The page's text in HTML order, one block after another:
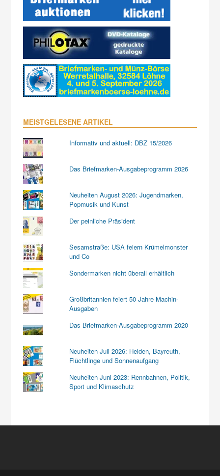
MEISTGELESENE ARTIKEL
Informativ und aktuell: DBZ 15/2026
Das Briefmarken-Ausgabeprogramm 2026
Neuheiten August 2026: Jugendmarken,
Popmusik und Kunst
Der peinliche Präsident
Sesamstraße: USA feiern Krümelmonster
und Co
Sondermarken nicht überall erhältlich
Großbritannien feiert 50 Jahre Machin-
Ausgaben
Das Briefmarken-Ausgabeprogramm 2020
Neuheiten Juli 2026: Helden, Bayreuth,
Flüchtlinge und Sonnenaufgang
Neuheiten Juni 2023: Rennbahnen, Politik,
Sport und Klimaschutz